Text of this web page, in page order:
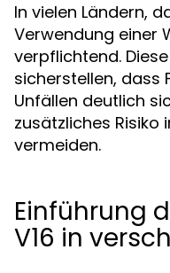
In vielen Ländern,
Verwendung einer
verpflichtend.
sicherstellen, dass
Unfällen deutlich
zusätzliches Risiko
vermeiden.
Einführung
V16 in